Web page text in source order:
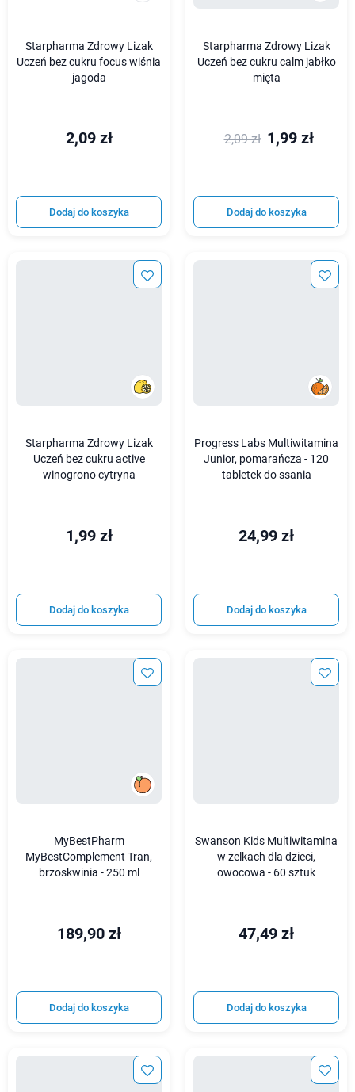
Starpharma Zdrowy Lizak
Uczeń bez cukru focus wiśnia
jagoda
2,09 zł
Dodaj do koszyka
Starpharma Zdrowy Lizak
Uczeń bez cukru calm jabłko
mięta
2,09 zł 1,99 zł
Dodaj do koszyka
Starpharma Zdrowy Lizak
Uczeń bez cukru active
winogrono cytryna
1,99 zł
Dodaj do koszyka
Progress Labs Multiwitamina
Junior, pomarańcza - 120
tabletek do ssania
24,99 zł
Dodaj do koszyka
MyBestPharm
MyBestComplement Tran,
brzoskwinia - 250 ml
189,90 zł
Dodaj do koszyka
Swanson Kids Multiwitamina
w żelkach dla dzieci,
owocowa - 60 sztuk
47,49 zł
Dodaj do koszyka